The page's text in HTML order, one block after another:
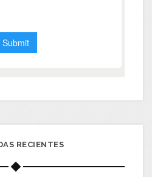
RECIENTES